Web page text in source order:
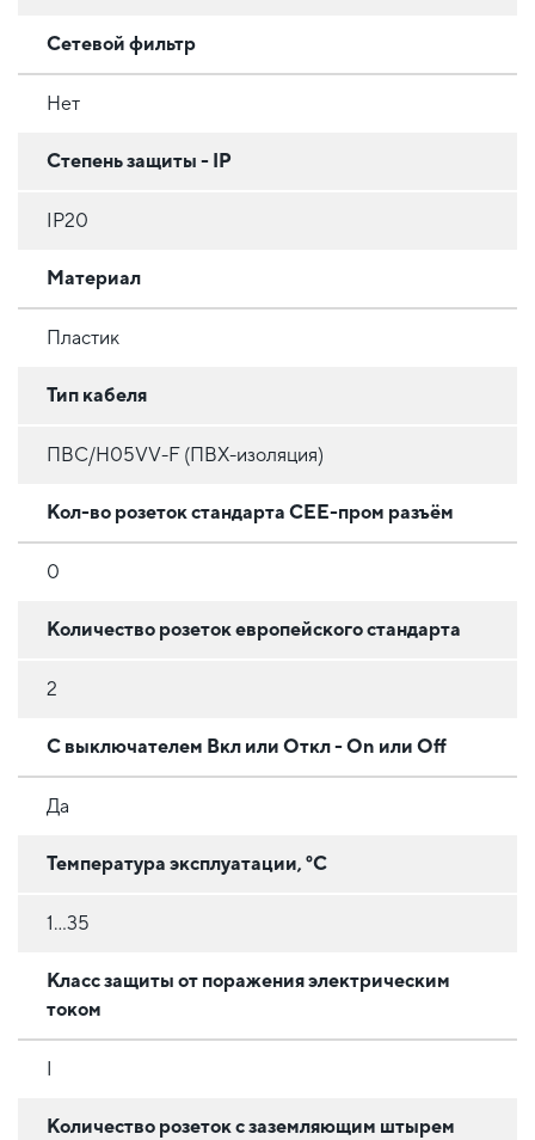
Сетевой фильтр
Нет
Степень защиты - IP
IP20
Материал
Пластик
Тип кабеля
ПВС/H05VV-F (ПВХ-изоляция)
Кол-во розеток стандарта CEE-пром разъём
0
Количество розеток европейского стандарта
2
С выключателем Вкл или Откл - On или Off
Да
Температура эксплуатации, °C
1...35
Класс защиты от поражения электрическим
током
Количество розеток с заземляющим штырем